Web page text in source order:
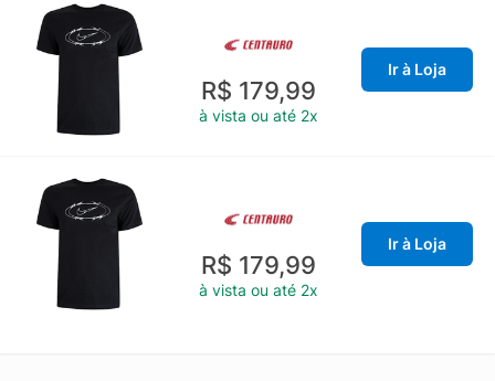
R$ 179,99
à vista ou até 2x
Ir à Loja
R$ 179,99
à vista ou até 2x
Ir à Loja